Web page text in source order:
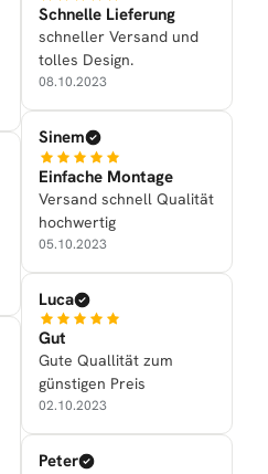
Schnelle Lieferung
schneller Versand und
tolles Design.
08.10.2023
Sinem
Einfache Montage
Versand schnell Qualität
hochwertig
05.10.2023
Luca
Gut
Gute Quallität zum
günstigen Preis
02.10.2023
Peter